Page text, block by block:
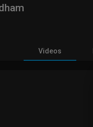
Videos